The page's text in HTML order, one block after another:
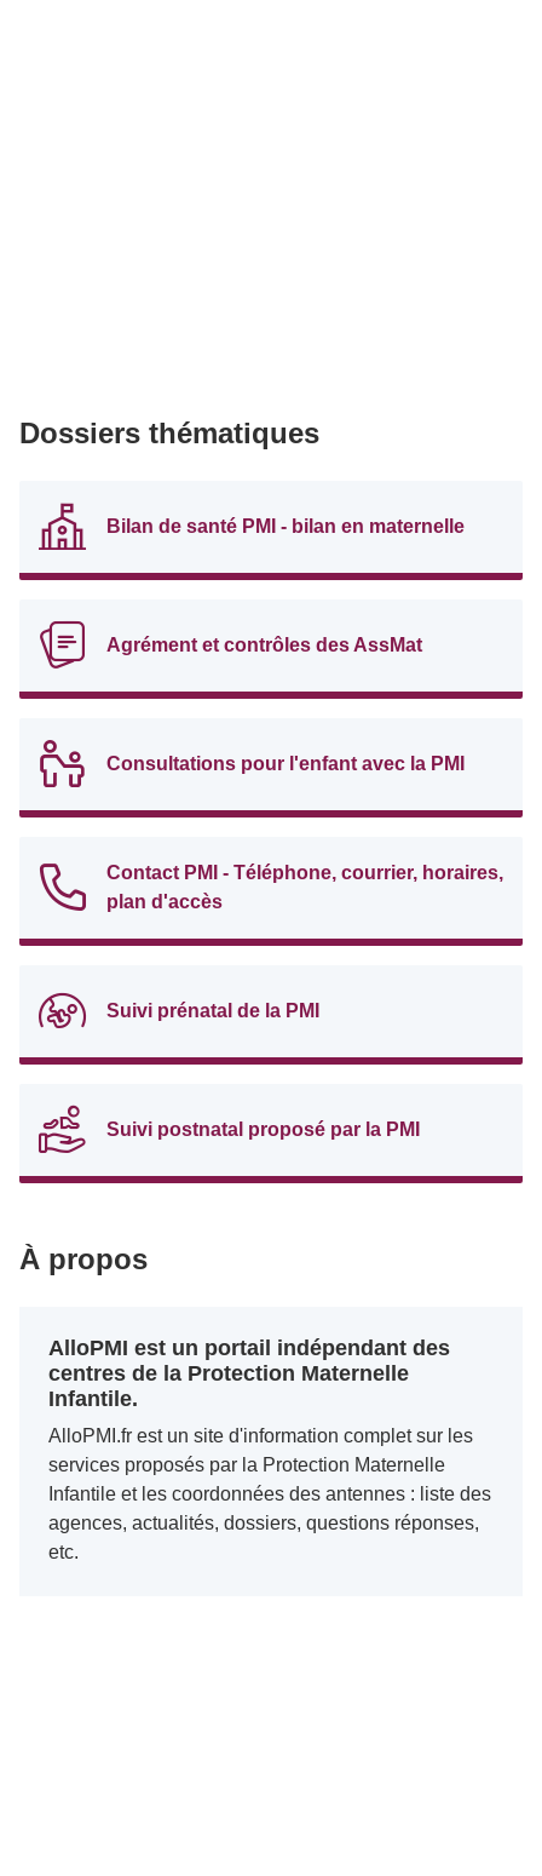
Dossiers thématiques
Bilan de santé PMI - bilan en maternelle
Agrément et contrôles des AssMat
Consultations pour l'enfant avec la PMI
Contact PMI - Téléphone, courrier, horaires,
plan d'accès
Suivi prénatal de la PMI
Suivi postnatal proposé par la PMI
À propos
AlloPMI est un portail indépendant des
centres de la Protection Maternelle
Infantile.
AlloPMI.fr est un site d'information complet sur les
services proposés par la Protection Maternelle
Infantile et les coordonnées des antennes : liste des
agences, actualités, dossiers, questions réponses,
etc.